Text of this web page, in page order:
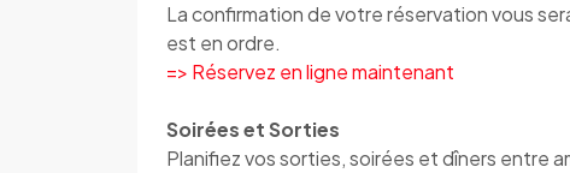
La confirmation de votre réservation vous
est en ordre.
=> Réservez en ligne maintenant
Soirées et Sorties
Planifiez vos sorties, soirées et dîners entre